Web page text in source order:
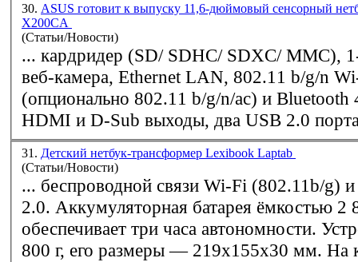
30. ASUS готовит к выпуску 11,6-дюймовый сенсорный
X200CA
(Статьи/Новости)
... кардридер (SD/ SDHC/ SDXC/ MMC),
веб-камера, Ethernet LAN, 802.11 b/g/n
(опционально 802.11 b/g/n/ac) и Bluetooth
HDMI и D-Sub выходы, два USB 2.0
31. Детский нетбук-трансформер Lexibook Laptab
(Статьи/Новости)
... беспроводной связи Wi-Fi (802.11b/g)
2.0. Аккумуляторная батарея ёмкостью
обеспечивает три часа автономности.
800 г, его